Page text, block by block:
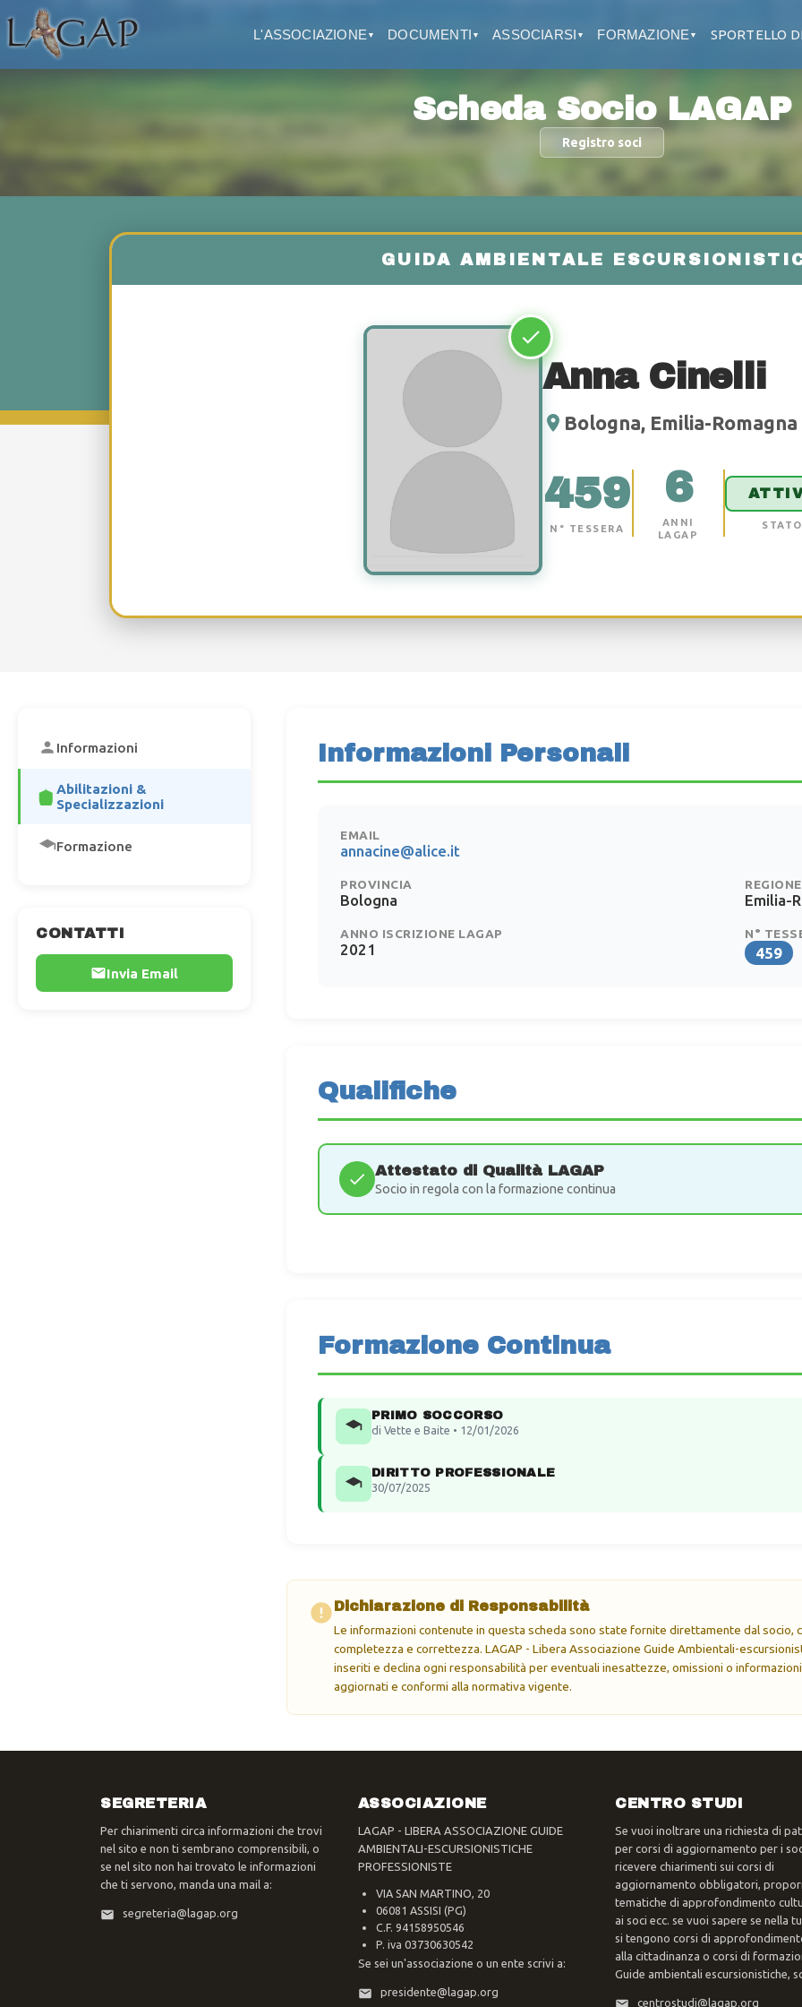
L'ASSOCIAZIONE ▼ DOCUMENTI ▼ ASSOCIARSI ▼ FORMAZIONE ▼ SPORTELLO
Scheda Socio LAGAP
Registro soci
Anna Cinelli
Bologna, Emilia-Romagna
459
N° TESSERA
6
ANNI
LAGAP
STATO
Informazioni
Abilitazioni &
Specializzazioni
Formazione
CONTATTI
Invia Email
Informazioni Personali
EMAIL
annacine@alice.it
PROVINCIA
Bologna
REGIONE
Emilia-
ANNO ISCRIZIONE LAGAP
2021
N°
459
Qualifiche
Attestato di Qualità LAGAP
Socio in regola con la formazione continua
Formazione Continua
PRIMO SOCCORSO
di Vette e Baite • 12/01/2026
DIRITTO PROFESSIONALE
30/07/2025
Dichiarazione di Responsabilità
Le informazioni contenute in questa scheda sono state fornite direttamente dal socio,
completezza e correttezza. LAGAP - Libera Associazione Guide Ambientali-
inseriti e declina ogni responsabilità per eventuali inesattezze, omissioni o
aggiornati e conformi alla normativa vigente.
SEGRETERIA
Per chiarimenti circa informazioni che trovi
nel sito e non ti sembrano comprensibili, o
se nel sito non hai trovato le informazioni
che ti servono, manda una mail a:
segreteria@lagap.org
ASSOCIAZIONE
LAGAP - LIBERA ASSOCIAZIONE GUIDE
AMBIENTALI-ESCURSIONISTICHE
PROFESSIONISTE
VIA SAN MARTINO, 20
06081 ASSISI (PG)
C.F. 94158950546
P. iva 03730630542
Se sei un'associazione o un ente scrivi a:
presidente@lagap.org
CENTRO STUDI
Se vuoi inoltrare una richiesta di
per corsi di aggiornamento per i
ricevere chiarimenti sui corsi di
aggiornamento obbligatori,
tematiche di approfondimento
ai soci ecc. se vuoi sapere se nella
si tengono corsi di
alla cittadinanza o corsi di
Guide ambientali escursionistiche,
centrostudi@lagap.org